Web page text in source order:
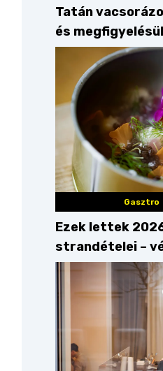
Tatán
és
Gasztro
Ezek lettek
strandételei –
győzteseket